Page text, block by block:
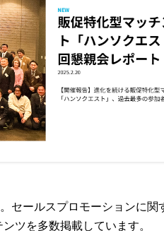
セールスプロモーションに関
ツを多数掲載しています。